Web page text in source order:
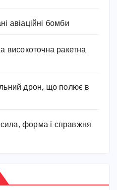
авіаційні бомби
високоточна ракетна
дрон, що полює в
сила, форма і справжня